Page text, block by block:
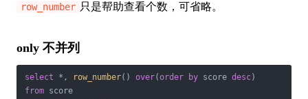
row_number 只是帮助查看个数，可省略。
only 不并列
select * , row_number() over(order by score desc
from